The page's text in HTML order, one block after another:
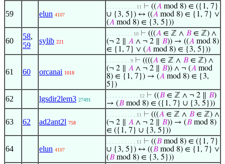
59 elun 4107
. . . . . . . . . . 11 ⊢ ((𝐴 mod 8) ∈ ({1, 7}
∪ {3, 5}) ↔ ((𝐴 mod 8) ∈ {1, 7} ∨
(𝐴 mod 8) ∈ {3, 5}))
60
58,
59
sylib 221
. . . . . . . . . 10 ⊢ (((𝐴 ∈ ℤ ∧ 𝐵 ∈ ℤ) ∧
(¬ 2 ∥ 𝐴 ∧ ¬ 2 ∥ 𝐵)) → ((𝐴 mod 8)
∈ {1, 7} ∨ (𝐴 mod 8) ∈ {3, 5}))
61 60 orcanai 1018
. . . . . . . . 9 ⊢ ((((𝐴 ∈ ℤ ∧ 𝐵 ∈ ℤ) ∧
(¬ 2 ∥ 𝐴 ∧ ¬ 2 ∥ 𝐵)) ∧ ¬ (𝐴 mod
8) ∈ {1, 7}) → (𝐴 mod 8) ∈ {3,
5})
62 lgsdir2lem3 27491
. . . . . . . . . . . 12 ⊢ ((𝐵 ∈ ℤ ∧ ¬ 2 ∥ 𝐵)
→ (𝐵 mod 8) ∈ ({1, 7} ∪ {3, 5}))
63 62 ad2ant2l 758
. . . . . . . . . . 11 ⊢ (((𝐴 ∈ ℤ ∧ 𝐵 ∈ ℤ) ∧
(¬ 2 ∥ 𝐴 ∧ ¬ 2 ∥ 𝐵)) → (𝐵 mod 8)
∈ ({1, 7} ∪ {3, 5}))
64 elun 4107
. . . . . . . . . . 11 ⊢ ((𝐵 mod 8) ∈ ({1, 7}
∪ {3, 5}) ↔ ((𝐵 mod 8) ∈ {1, 7} ∨
(𝐵 mod 8) ∈ {3, 5}))